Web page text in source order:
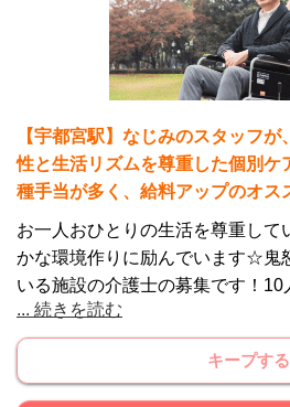
【宇都宮駅】なじみのスタッフ
性と生活リズムを尊重した個別
種手当が多く、給料アップのオス
お一人おひとりの生活を尊重して
かな環境作りに励んでいます☆鬼
いる施設の介護士の募集です！10
として家庭のような暖かみのある
す。ご利用者お一人おひとりの生
家族のように愛のある生活の中で
... 続きを読む
キープする